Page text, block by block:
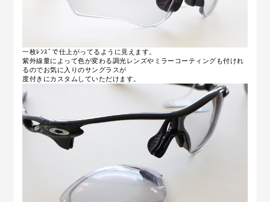
一枚ﾚﾝｽﾞで仕上がってるように見えます。
紫外線量によって色が変わる調光レンズやミラーコーティングも付けれ
るのでお気に入りのサングラスが
度付きにカスタムしていただけます。